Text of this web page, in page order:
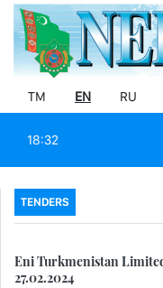
TM EN RU
18:32
TENDERS
Eni Turkmenistan
27.02.2024